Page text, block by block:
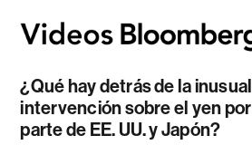
¿Qué hay detrás de la inusual
intervención sobre el yen por
parte de EE. UU. y Japón?